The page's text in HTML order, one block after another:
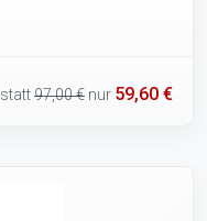
statt97,00 € nur 59,60 €